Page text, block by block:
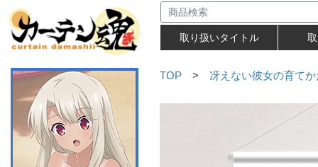
取り扱いタイトル
TOP > 冴えない彼女の育てか